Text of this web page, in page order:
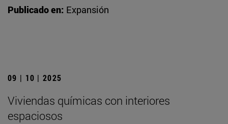
Publicado en: Expansión
09 | 10 | 2025
Viviendas químicas con interiores
espaciosos